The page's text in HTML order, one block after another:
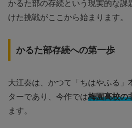
かるた部の存続という現実的な課
けた挑戦がここから始まります。
かるた部存続への第一歩
大江奏は、かつて「ちはやふる」
ターであり、今作では梅園高校の
ます。